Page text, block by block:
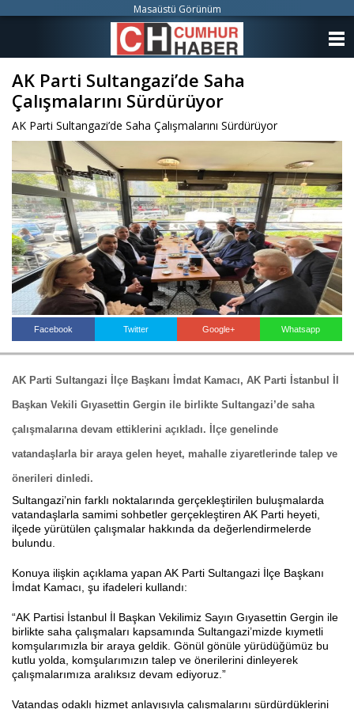
AK Parti Sultangazi’de Saha
Çalışmalarını Sürdürüyor
AK Parti Sultangazi’de Saha Çalışmalarını Sürdürüyor
Facebook Twitter Google+ Whatsapp
AK Parti Sultangazi İlçe Başkanı İmdat Kamacı, AK Parti İstanbul İl
Başkan Vekili Gıyasettin Gergin ile birlikte Sultangazi’de saha
çalışmalarına devam ettiklerini açıkladı. İlçe genelinde
vatandaşlarla bir araya gelen heyet, mahalle ziyaretlerinde talep ve
önerileri dinledi.
Sultangazi’nin farklı noktalarında gerçekleştirilen buluşmalarda
vatandaşlarla samimi sohbetler gerçekleştiren AK Parti heyeti,
ilçede yürütülen çalışmalar hakkında da değerlendirmelerde
bulundu.
Konuya ilişkin açıklama yapan AK Parti Sultangazi İlçe Başkanı
İmdat Kamacı, şu ifadeleri kullandı:
“AK Partisi İstanbul İl Başkan Vekilimiz Sayın Gıyasettin Gergin ile
birlikte saha çalışmaları kapsamında Sultangazi’mizde kıymetli
komşularımızla bir araya geldik. Gönül gönüle yürüdüğümüz bu
kutlu yolda, komşularımızın talep ve önerilerini dinleyerek
çalışmalarımıza aralıksız devam ediyoruz.”
Vatandaş odaklı hizmet anlayışıyla çalışmalarını sürdürdüklerini
Masaüstü Görünüm
FOTO GALERİ
VİDEO GALERİ
KÜNYE
İLETİŞİM
Haberin Doğru Adresi.